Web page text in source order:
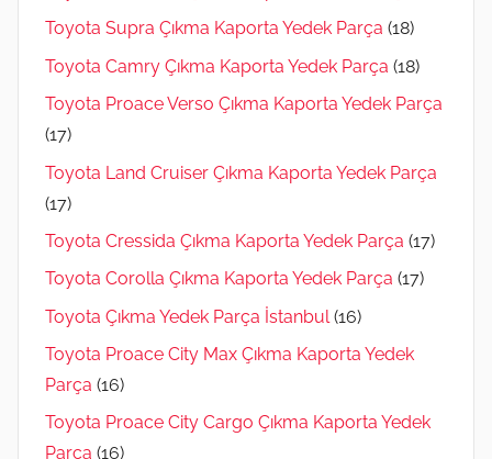
Toyota Supra Çıkma Kaporta Yedek Parça (18)
Toyota Camry Çıkma Kaporta Yedek Parça (18)
Toyota Proace Verso Çıkma Kaporta Yedek Parça
(17)
Toyota Land Cruiser Çıkma Kaporta Yedek Parça
(17)
Toyota Cressida Çıkma Kaporta Yedek Parça (17)
Toyota Corolla Çıkma Kaporta Yedek Parça (17)
Toyota Çıkma Yedek Parça İstanbul (16)
Toyota Proace City Max Çıkma Kaporta Yedek
Parça (16)
Toyota Proace City Cargo Çıkma Kaporta Yedek
Parça (16)